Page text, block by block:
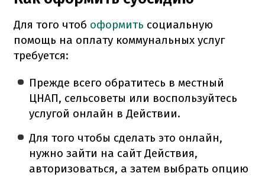
Для того чтоб оформить социальную
помощь на оплату коммунальных услуг
требуется:
Прежде всего обратитесь в местный
ЦНАП, сельсоветы или воспользуйтесь
услугой онлайн в Действии.
Для того чтобы сделать это онлайн,
нужно зайти на сайт Действия,
авторизоваться, а затем выбрать опцию